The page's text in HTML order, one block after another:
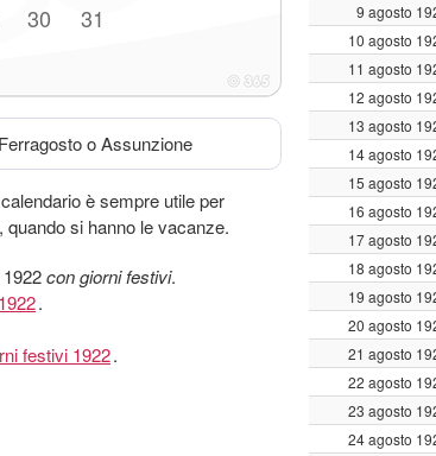
30 31
Ferragosto o Assunzione
è sempre utile per
si hanno le vacanze.
con giorni festivi.
.
festivi 1922.
9 agosto
10 agosto
11 agosto
12 agosto
13 agosto
14 agosto
15 agosto
16 agosto
17 agosto
18 agosto
19 agosto
20 agosto
21 agosto
22 agosto
23 agosto
24 agosto